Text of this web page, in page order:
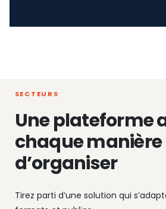
SECTEURS
Une plateforme
chaque manière
d’organiser
Tirez parti d’une solution qui